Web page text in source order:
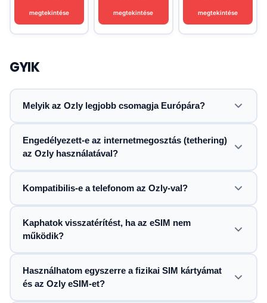
megtekintése megtekintése megtekintése
GYIK
Melyik az Ozly legjobb csomagja Európára?
Engedélyezett-e az internetmegosztás (tethering)
az Ozly használatával?
Kompatibilis-e a telefonom az Ozly-val?
Kaphatok visszatérítést, ha az eSIM nem
működik?
Használhatom egyszerre a fizikai SIM kártyámat
és az Ozly eSIM-et?